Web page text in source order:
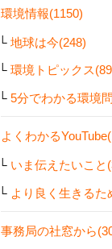
環境情報(1150)
地球は今(248)
環境トピックス
5分でわかる環境
よくわかる
いま伝えたいこと
より良く生きるた
事務局の社窓から